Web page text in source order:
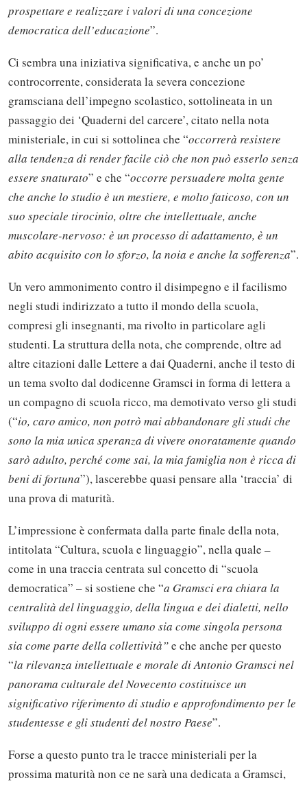
prospettare e realizzare i valori di una concezione
democratica dell’educazione”.
Ci sembra una iniziativa significativa, e anche un po’
controcorrente, considerata la severa concezione
gramsciana dell’impegno scolastico, sottolineata in un
passaggio dei ‘Quaderni del carcere’, citato nella nota
ministeriale, in cui si sottolinea che “occorrerà resistere
alla tendenza di render facile ciò che non può esserlo senza
essere snaturato” e che “occorre persuadere molta gente
che anche lo studio è un mestiere, e molto faticoso, con un
suo speciale tirocinio, oltre che intellettuale, anche
muscolare-nervoso: è un processo di adattamento, è un
abito acquisito con lo sforzo, la noia e anche la sofferenza”.
Un vero ammonimento contro il disimpegno e il facilismo
negli studi indirizzato a tutto il mondo della scuola,
compresi gli insegnanti, ma rivolto in particolare agli
studenti. La struttura della nota, che comprende, oltre ad
altre citazioni dalle Lettere a dai Quaderni, anche il testo di
un tema svolto dal dodicenne Gramsci in forma di lettera a
un compagno di scuola ricco, ma demotivato verso gli studi
(“io, caro amico, non potrò mai abbandonare gli studi che
sono la mia unica speranza di vivere onoratamente quando
sarò adulto, perché come sai, la mia famiglia non è ricca di
beni di fortuna”), lascerebbe quasi pensare alla ‘traccia’ di
una prova di maturità.
L’impressione è confermata dalla parte finale della nota,
intitolata “Cultura, scuola e linguaggio”, nella quale –
come in una traccia centrata sul concetto di “scuola
democratica” – si sostiene che “a Gramsci era chiara la
centralità del linguaggio, della lingua e dei dialetti, nello
sviluppo di ogni essere umano sia come singola persona
sia come parte della collettività”e che anche per questo
“la rilevanza intellettuale e morale di Antonio Gramsci nel
panorama culturale del Novecento costituisce un
significativo riferimento di studio e approfondimento per le
studentesse e gli studenti del nostro Paese”.
Forse a questo punto tra le tracce ministeriali per la
prossima maturità non ce ne sarà una dedicata a Gramsci,